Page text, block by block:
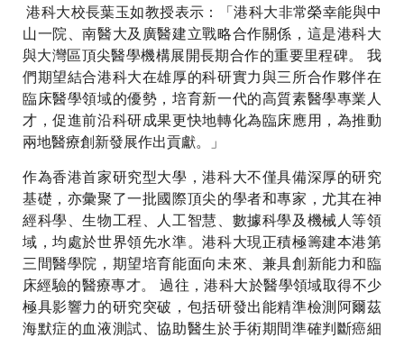
港科大校長葉玉如教授表示：「港科大非常榮幸能與中
山一院、南醫大及廣醫建立戰略合作關係，這是港科大
與大灣區頂尖醫學機構展開長期合作的重要里程碑。 我
們期望結合港科大在雄厚的科研實力與三所合作夥伴在
臨床醫學領域的優勢，培育新一代的高質素醫學專業人
才，促進前沿科研成果更快地轉化為臨床應用，為推動
兩地醫療創新發展作出貢獻。」
作為香港首家研究型大學，港科大不僅具備深厚的研究
基礎，亦彙聚了一批國際頂尖的學者和專家，尤其在神
經科學、生物工程、人工智慧、數據科學及機械人等領
域，均處於世界領先水準。港科大現正積極籌建本港第
三間醫學院，期望培育能面向未來、兼具創新能力和臨
床經驗的醫療專才。 過往，港科大於醫學領域取得不少
極具影響力的研究突破，包括研發出能精準檢測阿爾茲
海默症的血液測試、協助醫生於手術期間準確判斷癌細